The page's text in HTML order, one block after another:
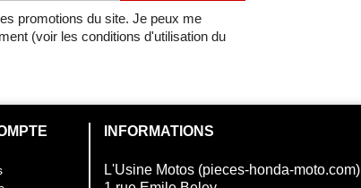
promotions du site. Je peux me
(voir les conditions d'utilisation du
INFORMATIONS
L'Usine Motos (pieces-honda-moto.com)